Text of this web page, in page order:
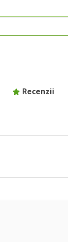
Recenzii